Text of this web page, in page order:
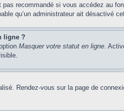
recommandé si vous accédez au
qu’un administrateur ait désactivé
ligne ?
Masquer votre statut en ligne.
Rendez-vous sur la page de